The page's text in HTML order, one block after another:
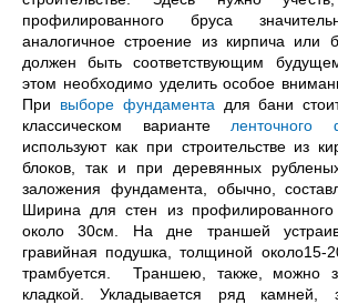
профилированного бруса
аналогичное строение из кирпича или
должен быть соответствующим
этом необходимо уделить особое
При выборе фундамента для бани
классическом варианте ленточного
используют как при строительстве из
блоков, так и при деревянных
заложения фундамента, обычно,
Ширина для стен из профилированного
около 30см. На дне траншей
гравийная подушка, толщиной около15-
трамбуется. Траншею, также, можно
кладкой. Укладывается ряд камней,